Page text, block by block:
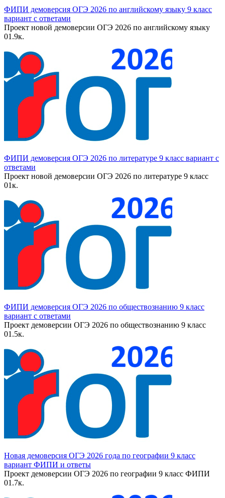
ФИПИ демоверсия ОГЭ 2026 по английскому языку 9 класс
вариант с ответами
Проект новой демоверсии ОГЭ 2026 по английскому языку
01.9к.
ФИПИ демоверсия ОГЭ 2026 по литературе 9 класс вариант с
ответами
Проект новой демоверсии ОГЭ 2026 по литературе 9 класс
01к.
ФИПИ демоверсия ОГЭ 2026 по обществознанию 9 класс
вариант с ответами
Проект демоверсии ОГЭ 2026 по обществознанию 9 класс
01.5к.
Новая демоверсия ОГЭ 2026 года по географии 9 класс
вариант ФИПИ и ответы
Проект демоверсии ОГЭ 2026 по географии 9 класс ФИПИ
01.7к.